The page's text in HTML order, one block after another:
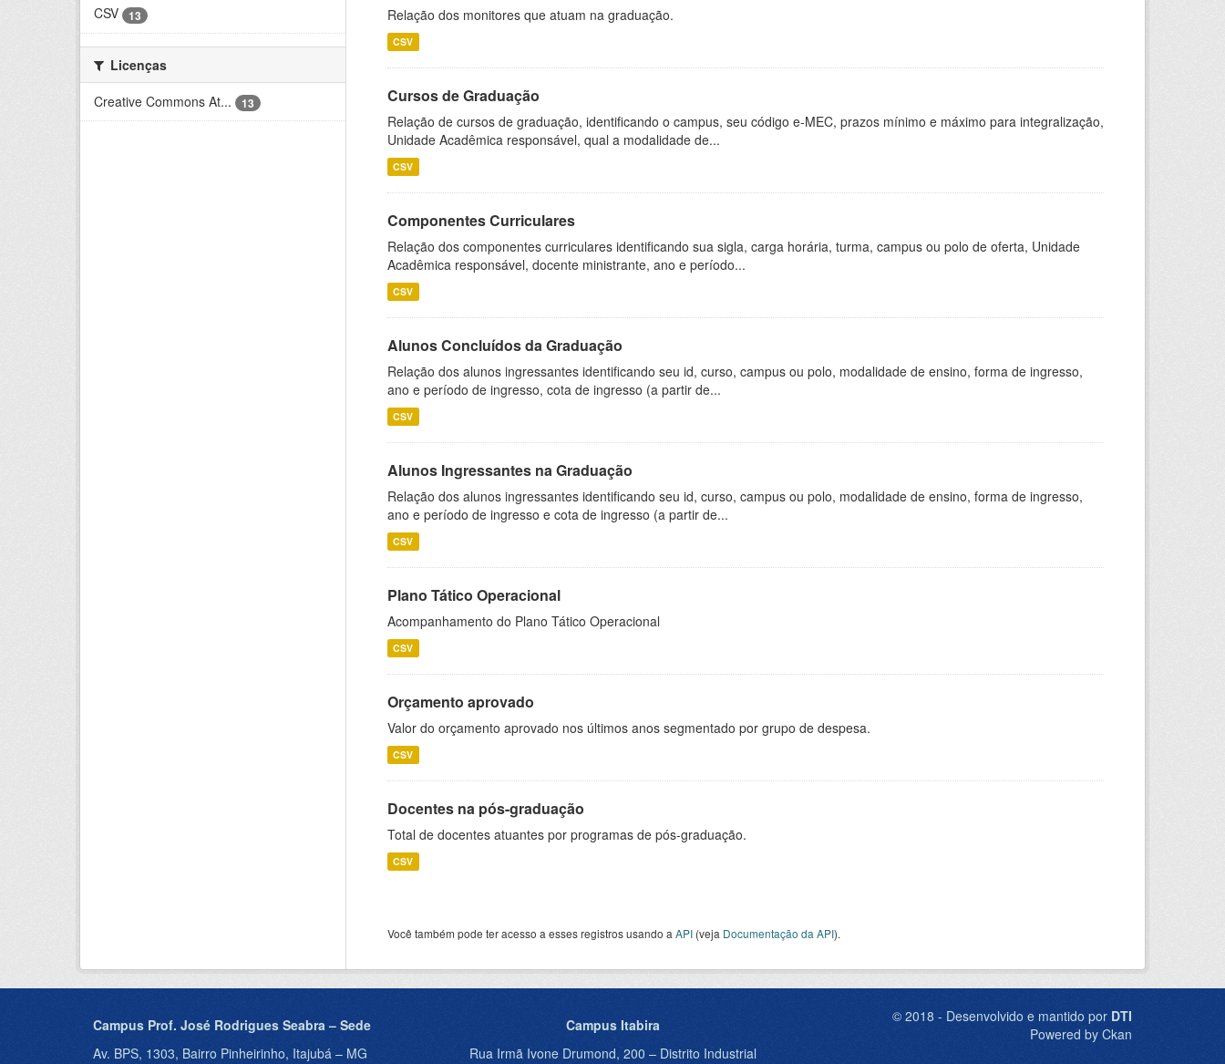
CSV
13
Licenças
Creative Commons At...
13
Relação dos monitores que atuam na graduação.
CSV
Cursos de Graduação
Relação de cursos de graduação, identificando o campus, seu código e-MEC, prazos mínimo e máximo para integralização,
Unidade Acadêmica responsável, qual a modalidade de...
CSV
Componentes Curriculares
Relação dos componentes curriculares identificando sua sigla, carga horária, turma, campus ou polo de oferta, Unidade
Acadêmica responsável, docente ministrante, ano e período...
CSV
Alunos Concluídos da Graduação
Relação dos alunos ingressantes identificando seu id, curso, campus ou polo, modalidade de ensino, forma de ingresso,
ano e período de ingresso, cota de ingresso (a partir de...
CSV
Alunos Ingressantes na Graduação
Relação dos alunos ingressantes identificando seu id, curso, campus ou polo, modalidade de ensino, forma de ingresso,
ano e período de ingresso e cota de ingresso (a partir de...
CSV
Plano Tático Operacional
Acompanhamento do Plano Tático Operacional
CSV
Orçamento aprovado
Valor do orçamento aprovado nos últimos anos segmentado por grupo de despesa.
CSV
Docentes na pós-graduação
Total de docentes atuantes por programas de pós-graduação.
CSV
Você também pode ter acesso a esses registros usando a API (veja Documentação da API).
Campus Prof. José Rodrigues Seabra – Sede
Av. BPS, 1303, Bairro Pinheirinho, Itajubá – MG
Campus Itabira
Rua Irmã Ivone Drumond, 200 – Distrito Industrial
© 2018 - Desenvolvido e mantido por DTI
Powered by Ckan